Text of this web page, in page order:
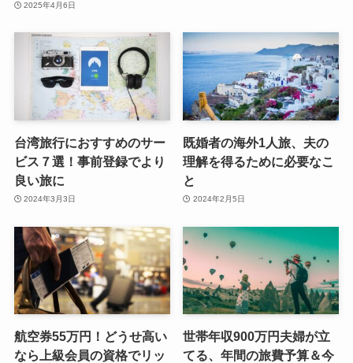
2025年4月6日
台湾旅行におすすめのサー
ビス７選！事前登録でより
良い旅に
2024年3月3日
既婚者の海外1人旅、夫の
理解を得るために必要なこ
と
2024年2月5日
航空券55万円！どうせ高い
なら上級会員の資格でリッ
世帯年収900万円夫婦が立
てる、年間の旅費予算＆今